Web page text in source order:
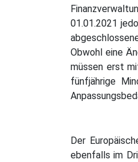
01.01.2021
Obwohl eine
müssen erst
fünfjährige
Der
ebenfalls im